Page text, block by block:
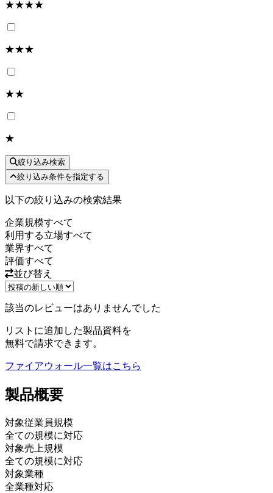
★★★★
★★★
★★
★
絞り込み検索
絞り込み条件を指定する
以下の絞り込みの検索結果
企業規模すべて
利用する立場すべて
業界すべて
評価すべて
並び替え
該当のレビューはありませんでした
リストに追加した製品資料を
無料で請求できます。
ファイアウォール一覧はこちら
製品概要
対象従業員規模
全ての規模に対応
対象売上規模
全ての規模に対応
対象業種
全業種対応